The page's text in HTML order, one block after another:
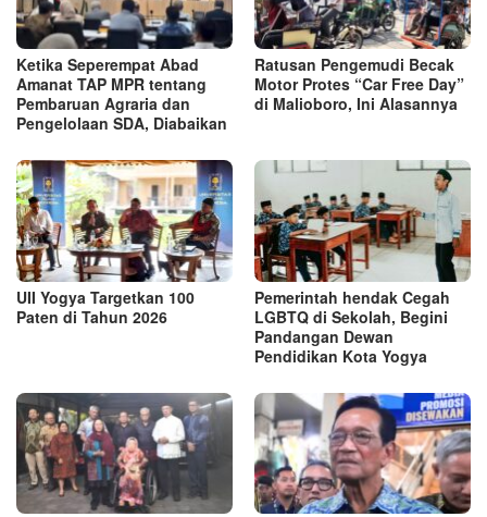
Ketika Seperempat Abad
Amanat TAP MPR tentang
Pembaruan Agraria dan
Pengelolaan SDA, Diabaikan
Ratusan Pengemudi Becak
Motor Protes “Car Free Day”
di Malioboro, Ini Alasannya
UII Yogya Targetkan 100
Paten di Tahun 2026
Pemerintah hendak Cegah
LGBTQ di Sekolah, Begini
Pandangan Dewan
Pendidikan Kota Yogya